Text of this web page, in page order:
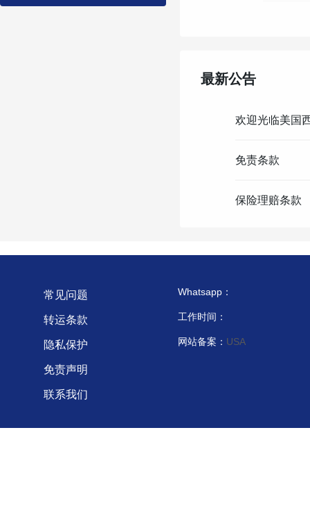
最新公告
欢迎光临美国
免责条款
保险理赔条款
常见问题
转运条款
隐私保护
免责声明
联系我们
Whatsapp：
工作时间：
网站备案： USA